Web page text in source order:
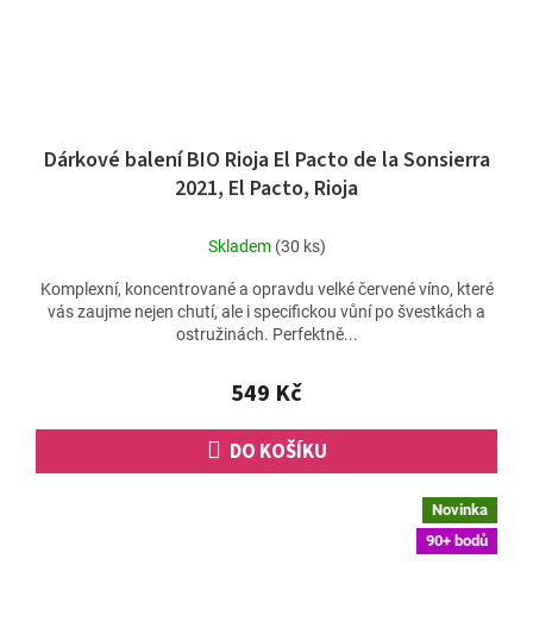
Dárkové balení BIO Rioja El Pacto de la Sonsierra
2021, El Pacto, Rioja
Skladem (30 ks)
549 Kč
DO KOŠÍKU
Komplexní, koncentrované a opravdu velké červené víno, které
vás zaujme nejen chutí, ale i specifickou vůní po švestkách a
ostružinách. Perfektně...
Novinka
90+ bodů